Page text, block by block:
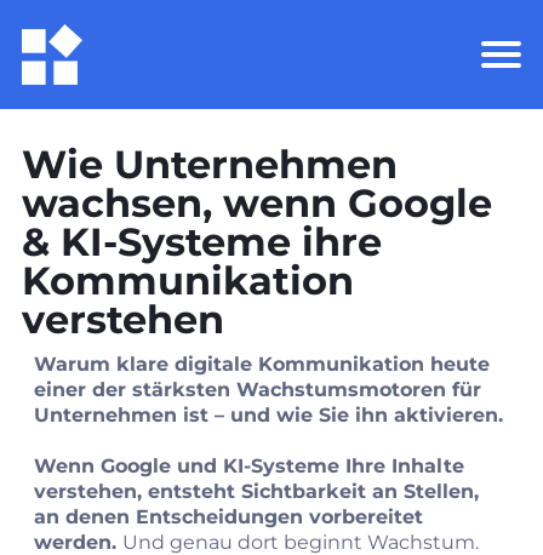
Wie Unternehmen
wachsen, wenn Google
& KI‑Systeme ihre
Kommunikation
verstehen
Warum klare digitale Kommunikation heute
einer der stärksten Wachstumsmotoren für
Unternehmen ist – und wie Sie ihn aktivieren.
Wenn Google und KI‑Systeme Ihre Inhalte
verstehen, entsteht Sichtbarkeit an Stellen,
an denen Entscheidungen vorbereitet
werden. Und genau dort beginnt Wachstum.